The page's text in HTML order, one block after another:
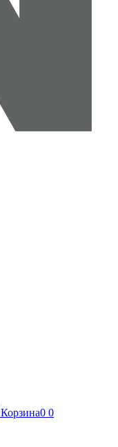
Корзина0 0